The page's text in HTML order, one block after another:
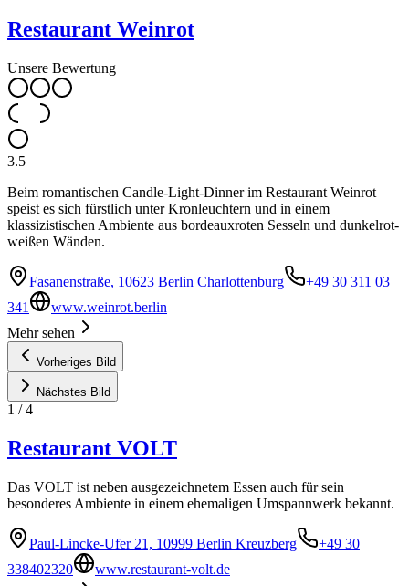
Restaurant Weinrot
Unsere Bewertung
3.5
Beim romantischen Candle-Light-Dinner im Restaurant Weinrot
speist es sich fürstlich unter Kronleuchtern und in einem
klassizistischen Ambiente aus bordeauxroten Sesseln und dunkelrot-
weißen Wänden.
Fasanenstraße, 10623 Berlin Charlottenburg
+49 30 311 03
341
www.weinrot.berlin
Mehr sehen
Vorheriges Bild
Nächstes Bild
1 /4
Restaurant VOLT
Das VOLT ist neben ausgezeichnetem Essen auch für sein
besonderes Ambiente in einem ehemaligen Umspannwerk bekannt.
Paul-Lincke-Ufer 21, 10999 Berlin Kreuzberg
+49 30
338402320
www.restaurant-volt.de